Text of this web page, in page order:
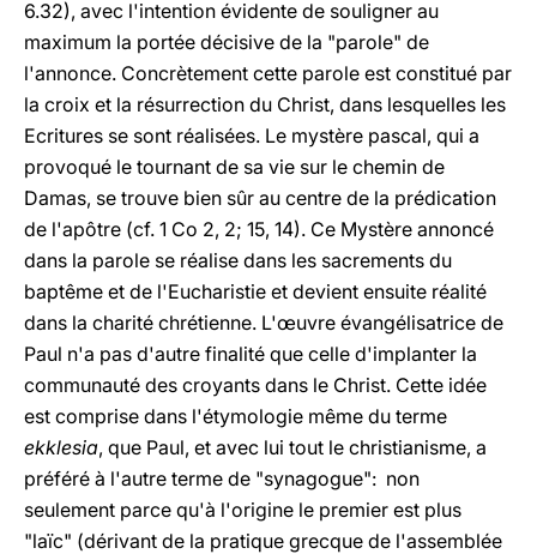
6.32), avec l'intention évidente de souligner au
maximum la portée décisive de la "parole" de
l'annonce. Concrètement cette parole est constitué par
la croix et la résurrection du Christ, dans lesquelles les
Ecritures se sont réalisées. Le mystère pascal, qui a
provoqué le tournant de sa vie sur le chemin de
Damas, se trouve bien sûr au centre de la prédication
de l'apôtre (cf. 1 Co 2, 2; 15, 14). Ce Mystère annoncé
dans la parole se réalise dans les sacrements du
baptême et de l'Eucharistie et devient ensuite réalité
dans la charité chrétienne. L'œuvre évangélisatrice de
Paul n'a pas d'autre finalité que celle d'implanter la
communauté des croyants dans le Christ. Cette idée
est comprise dans l'étymologie même du terme
ekklesia, que Paul, et avec lui tout le christianisme, a
préféré à l'autre terme de "synagogue": non
seulement parce qu'à l'origine le premier est plus
"laïc" (dérivant de la pratique grecque de l'assemblée